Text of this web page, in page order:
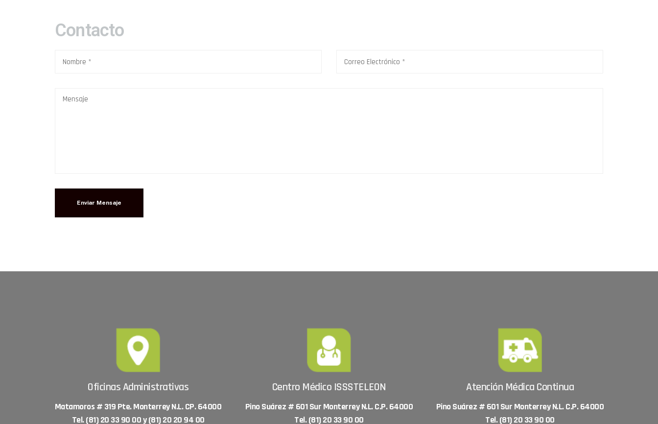
Contacto
Enviar Mensaje
Oficinas Administrativas
Matamoros # 319 Pte. Monterrey N.L. CP. 64000
Tel. (81) 20 33 90 00 y (81) 20 20 94 00
Centro Médico ISSSTELEON
Pino Suárez # 601 Sur Monterrey N.L. C.P. 64000
Tel. (81) 20 33 90 00
Atención Médica Continua
Pino Suárez # 601 Sur Monterrey N.L. C.P. 64000
Tel. (81) 20 33 90 00